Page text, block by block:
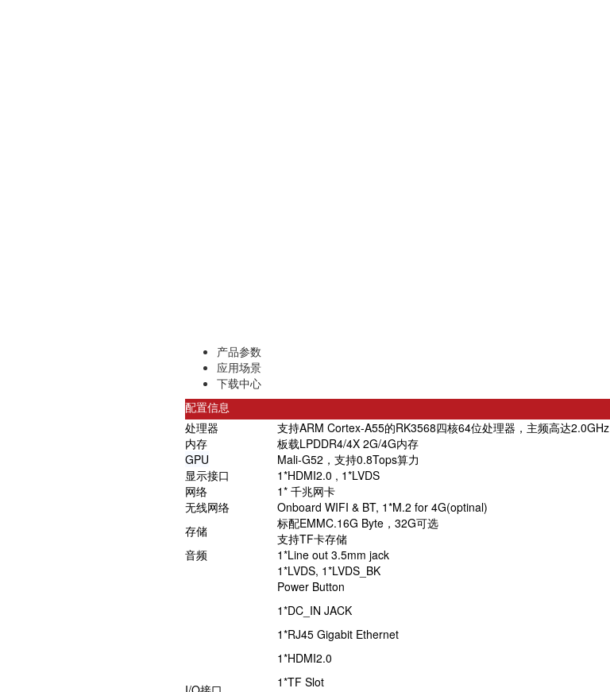
产品参数
应用场景
下载中心
配置信息
处理器
支持ARM Cortex-A55的RK3568四核64位处理器，主频高达2.0GHz
内存
板载LPDDR4/4X 2G/4G内存
GPU
Mali-G52，支持0.8Tops算力
显示接口
1*HDMI2.0 , 1*LVDS
网络
1* 千兆网卡
无线网络
Onboard WIFI & BT, 1*M.2 for 4G(optinal)
存储
标配EMMC.16G Byte，32G可选
支持TF卡存储
音频
1*Line out 3.5mm jack
1*LVDS, 1*LVDS_BK
Power Button
1*DC_IN JACK
1*RJ45 Gigabit Ethernet
1*HDMI2.0
1*TF Slot